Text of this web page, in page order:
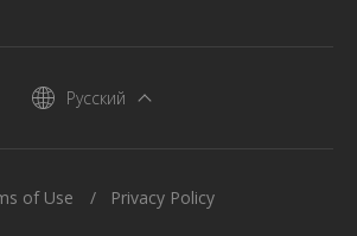
Русский
of Use Privacy Policy